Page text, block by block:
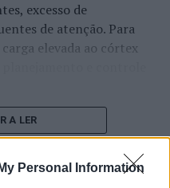
Personal Information
excesso de
de atenção. Para
elevada ao córtex
digitais também
de recompensa do
mental, a dificuldade de
Na sua visão,
A LER